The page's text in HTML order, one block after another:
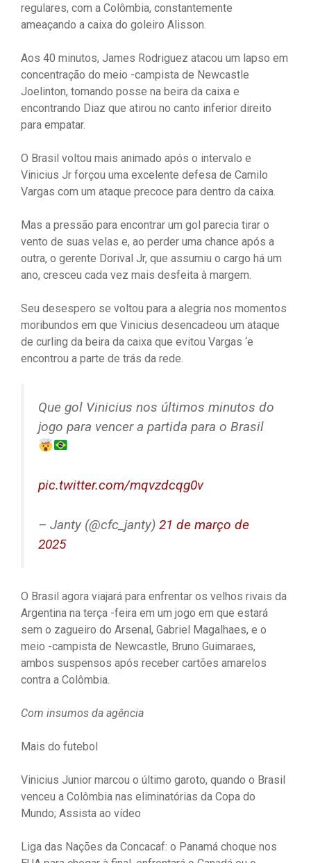
regulares, com a Colômbia, constantemente
ameaçando a caixa do goleiro Alisson.
Aos 40 minutos, James Rodriguez atacou um lapso em
concentração do meio -campista de Newcastle
Joelinton, tomando posse na beira da caixa e
encontrando Diaz que atirou no canto inferior direito
para empatar.
O Brasil voltou mais animado após o intervalo e
Vinicius Jr forçou uma excelente defesa de Camilo
Vargas com um ataque precoce para dentro da caixa.
Mas a pressão para encontrar um gol parecia tirar o
vento de suas velas e, ao perder uma chance após a
outra, o gerente Dorival Jr, que assumiu o cargo há um
ano, cresceu cada vez mais desfeita à margem.
Seu desespero se voltou para a alegria nos momentos
moribundos em que Vinicius desencadeou um ataque
de curling da beira da caixa que evitou Vargas ‘e
encontrou a parte de trás da rede.
Que gol Vinicius nos últimos minutos do
jogo para vencer a partida para o Brasil
pic.twitter.com/mqvzdcqg0v
– Janty (@cfc_janty) 21 de março de
2025
O Brasil agora viajará para enfrentar os velhos rivais da
Argentina na terça -feira em um jogo em que estará
sem o zagueiro do Arsenal, Gabriel Magalhaes, e o
meio -campista de Newcastle, Bruno Guimaraes,
ambos suspensos após receber cartões amarelos
contra a Colômbia.
Com insumos da agência
Mais do futebol
Vinicius Junior marcou o último garoto, quando o Brasil
venceu a Colômbia nas eliminatórias da Copa do
Mundo; Assista ao vídeo
Liga das Nações da Concacaf: o Panamá choque nos